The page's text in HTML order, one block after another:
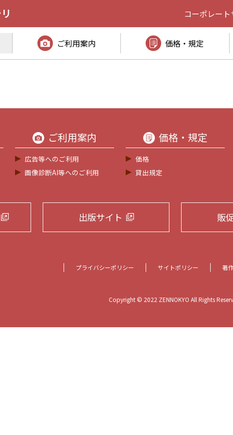
コーポレート
ご利用案内 価格・規定
ご利用案内
広告等へのご利用
画像診断AI等へのご利用
価格・規定
価格
貸出規定
出版サイト 販
プライバシーポリシー サイトポリシー 著
Copyright © 2022 ZENNOKYO All Rights